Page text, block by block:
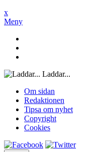
x
Meny
Laddar...
Om sidan
Redaktionen
Tipsa om nyhet
Copyright
Cookies